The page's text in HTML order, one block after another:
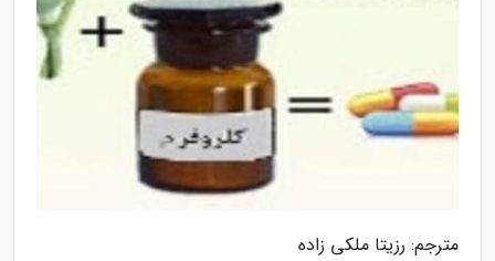
مترجم: رزیتا ملکی زاده